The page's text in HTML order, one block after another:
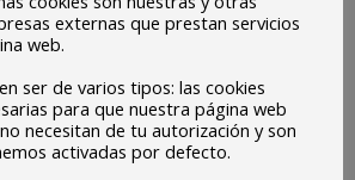
externas que prestan servicios
web.
ser de varios tipos: las cookies
para que nuestra página web
necesitan de tu autorización y son
activadas por defecto.